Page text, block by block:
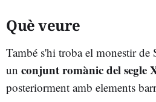
Què veure
També s'hi troba el monestir
un conjunt romànic del segle
posteriorment amb elements